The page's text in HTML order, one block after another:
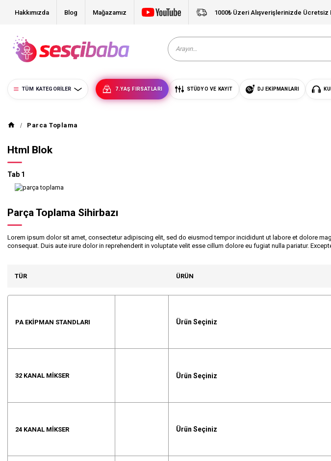
Hakkımızda Blog Mağazamız 1000₺ Üzeri Alışverişlerinizde Ücretsiz
TÜM KATEGORILER 7.YAŞ FIRSATLARI STÜDYO VE KAYIT DJ EKIPMANLARI
Parca Toplama
Html Blok
Tab 1
Parça Toplama Sihirbazı
Lorem ipsum dolor sit amet, consectetur adipiscing elit, sed do eiusmod tempor incididunt ut labore et dolore
consequat. Duis aute irure dolor in reprehenderit in voluptate velit esse cillum dolore eu fugiat nulla pariatur.
TÜR ÜRÜN
PA EKIPMAN STANDLARI Ürün Seçiniz
32 KANAL MIKSER Ürün Seçiniz
24 KANAL MIKSER Ürün Seçiniz